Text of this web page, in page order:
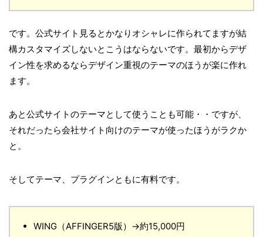
です。公式サイト見るとかなりオシャレに作られてますが結
構カスタマイズしないとこうはならないです。最初からデザ
イン性を求めるならデザイン重視のテーマのほうが楽に作れ
ます。
あと公式サイトのテーマとして使うことも可能・・ですが、
それだったら会社サイト向けのテーマが使ったほうがラクか
と。
そしてテーマ、プラグインともに有料です。
WING（AFFINGER5版）→約15,000円